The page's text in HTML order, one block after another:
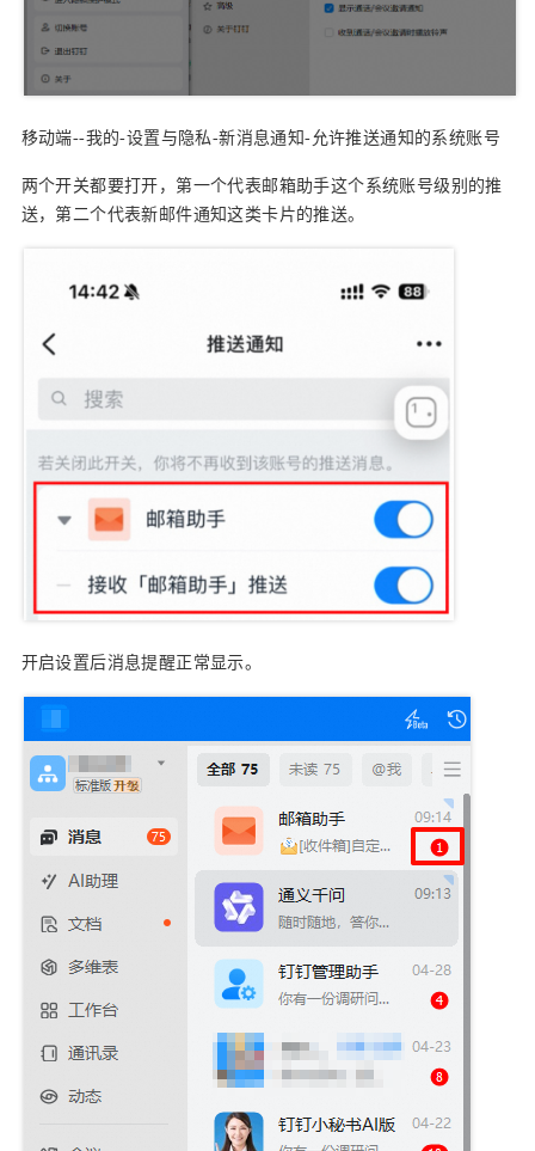
移动端--我的-设置与隐私-新消息通知-允许推送通知的系统账号
两个开关都要打开，第一个代表邮箱助手这个系统账号级别的推
送，第二个代表新邮件通知这类卡片的推送。
开启设置后消息提醒正常显示。